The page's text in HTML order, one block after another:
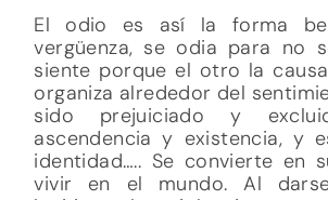
El odio es así la forma
vergüenza, se odia para no
siente porque el otro la
organiza alrededor del
sido prejuiciado y
ascendencia y existencia, y
identidad….. Se convierte en
vivir en el mundo. Al